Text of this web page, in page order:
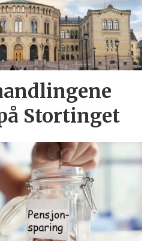
Stortinget